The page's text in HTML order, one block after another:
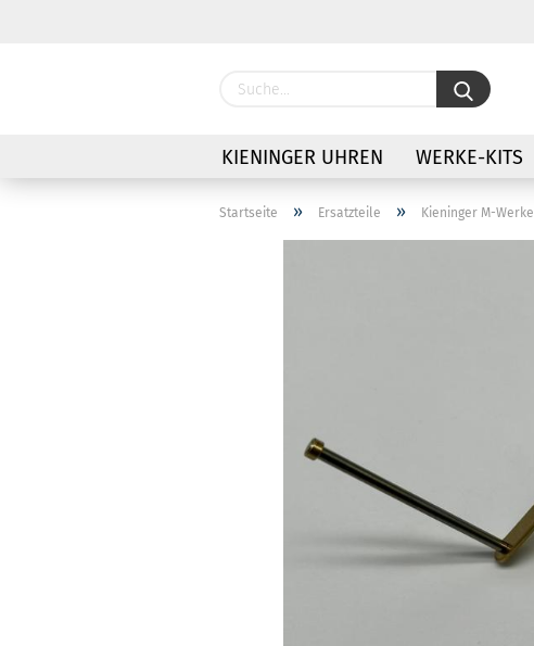
KIENINGER UHREN WERKE-KITS
Startseite » Ersatzteile » Kieninger M-Werke